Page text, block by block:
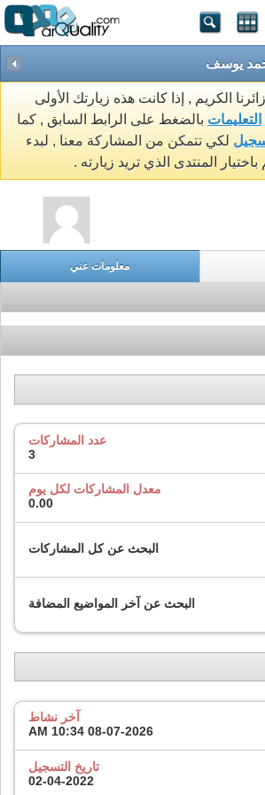
يوسف
الكريم , إذا كانت هذه زيارتك الأولى
التعليمات بالضغط على الرابط السابق , كما
لكي تتمكن من المشاركة معنا , لبدء
المنتدى الذي تريد زيارته .
معلومات عني
عدد المشاركات
3
معدل المشاركات لكل يوم
0.00
البحث عن كل المشاركات
البحث عن آخر المواضيع المضافة
آخر نشاط
08-07-2026
10:34 AM
تاريخ التسجيل
02-04-2022